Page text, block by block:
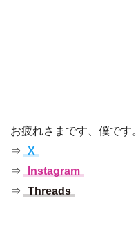
お疲れさまです、僕です。
⇒ X
⇒ Instagram
⇒ Threads